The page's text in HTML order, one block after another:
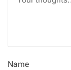
Name